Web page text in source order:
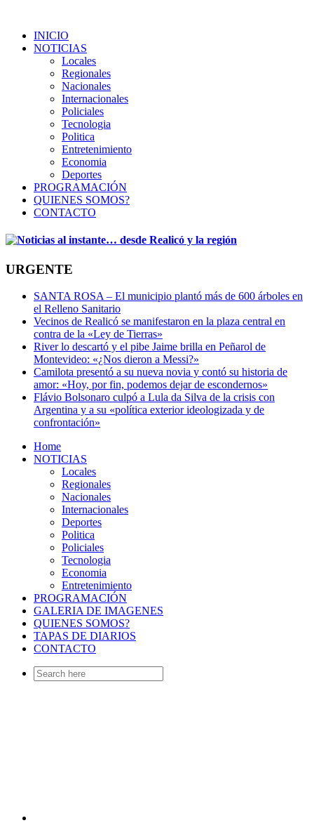
INICIO
NOTICIAS
Locales
Regionales
Nacionales
Internacionales
Policiales
Tecnologia
Politica
Entretenimiento
Economia
Deportes
PROGRAMACIÓN
QUIENES SOMOS?
CONTACTO
URGENTE
SANTA ROSA – El municipio plantó más de 600 árboles en
el Relleno Sanitario
Vecinos de Realicó se manifestaron en la plaza central en
contra de la «Ley de Tierras»
River lo descartó y el pibe Jaime brilla en Peñarol de
Montevideo: «¿Nos dieron a Messi?»
Camilota presentó a su nueva novia y contó su historia de
amor: «Hoy, por fin, podemos dejar de escondernos»
Flávio Bolsonaro culpó a Lula da Silva de la crisis con
Argentina y a su «política exterior ideologizada y de
confrontación»
Home
NOTICIAS
Locales
Regionales
Nacionales
Internacionales
Deportes
Politica
Policiales
Tecnologia
Economia
Entretenimiento
PROGRAMACIÓN
GALERIA DE IMAGENES
QUIENES SOMOS?
TAPAS DE DIARIOS
CONTACTO
Search
for: